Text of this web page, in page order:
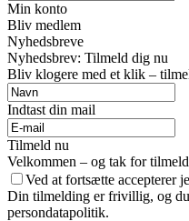
Min konto
Bliv medlem
Nyhedsbreve
Nyhedsbrev: Tilmeld dig nu
Bliv klogere med et klik –
Indtast din mail
Tilmeld nu
Velkommen – og tak for
Ved at fortsætte accepterer
Din tilmelding er frivillig, og du
persondatapolitik.